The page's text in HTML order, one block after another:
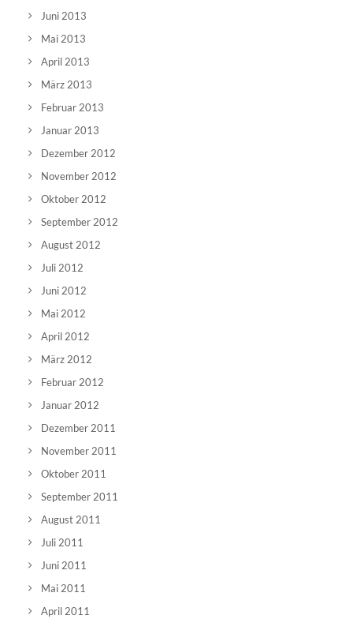
Juni 2013
Mai 2013
April 2013
März 2013
Februar 2013
Januar 2013
Dezember 2012
November 2012
Oktober 2012
September 2012
August 2012
Juli 2012
Juni 2012
Mai 2012
April 2012
März 2012
Februar 2012
Januar 2012
Dezember 2011
November 2011
Oktober 2011
September 2011
August 2011
Juli 2011
Juni 2011
Mai 2011
April 2011